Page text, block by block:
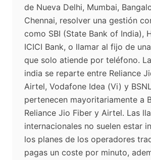
de Nueva Delhi, Mumbai,
Chennai, resolver una gestión
como SBI (State Bank of India),
ICICI Bank, o llamar al fijo de
que solo atiende por teléfono.
india se reparte entre Reliance
Airtel, Vodafone Idea (Vi) y
pertenecen mayoritariamente a
Reliance Jio Fiber y Airtel. Las
internacionales no suelen estar
los planes de los operadores
pagas un coste por minuto,